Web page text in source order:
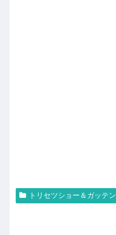
トリセツショー＆ガッテン